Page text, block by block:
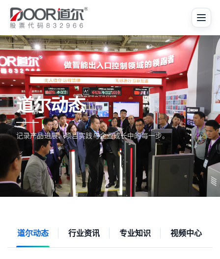
道尔动态
记录产品进展、项目实践与企业成长中的每一步。
道尔动态 行业资讯 专业知识 视频中心